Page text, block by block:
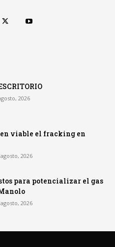
2026
viable el fracking en
2026
para potencializar el gas
2026